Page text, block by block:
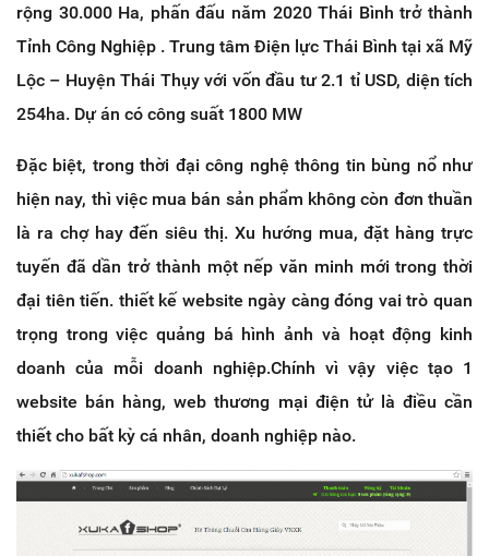
rộng 30.000 Ha, phấn đấu năm 2020 Thái Bình trở thành
Tỉnh Công Nghiệp . Trung tâm Điện lực Thái Bình tại xã Mỹ
Lộc – Huyện Thái Thụy với vốn đầu tư 2.1 tỉ USD, diện tích
254ha. Dự án có công suất 1800 MW
Đặc biệt, trong thời đại công nghệ thông tin bùng nổ như
hiện nay, thì việc mua bán sản phẩm không còn đơn thuần
là ra chợ hay đến siêu thị. Xu hướng mua, đặt hàng trực
tuyến đã dần trở thành một nếp văn minh mới trong thời
đại tiên tiến. thiết kế website ngày càng đóng vai trò quan
trọng trong việc quảng bá hình ảnh và hoạt động kinh
doanh của mỗi doanh nghiệp.Chính vì vậy việc tạo 1
website bán hàng, web thương mại điện tử là điều cần
thiết cho bất kỳ cá nhân, doanh nghiệp nào.